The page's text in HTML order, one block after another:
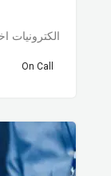
الكترونيات
On Call